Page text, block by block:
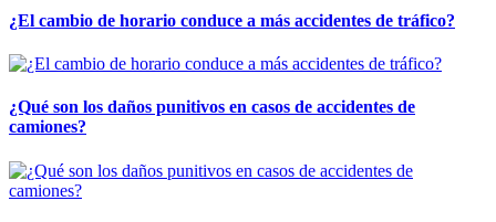
¿El cambio de horario conduce a más accidentes de tráfico?
¿Qué son los daños punitivos en casos de accidentes de
camiones?